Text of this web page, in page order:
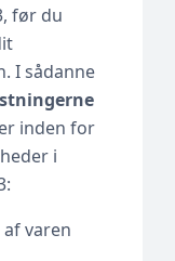
før du
I sådanne
inden for
i
varen